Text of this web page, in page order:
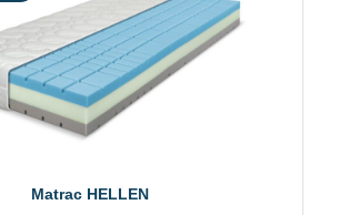
Matrac HELLEN